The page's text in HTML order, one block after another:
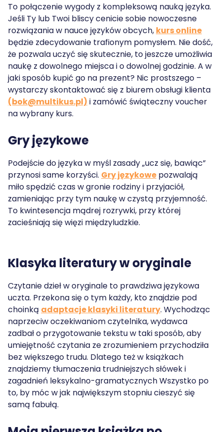
To połączenie wygody z kompleksową nauką języka.
Jeśli Ty lub Twoi bliscy cenicie sobie nowoczesne
rozwiązania w nauce języków obcych, kursonline
będzie zdecydowanie trafionym pomysłem. Nie dość,
że pozwala uczyć się skutecznie, to jeszcze umożliwia
naukę z dowolnego miejsca i o dowolnej godzinie. A w
jaki sposób kupić go na prezent? Nic prostszego –
wystarczy skontaktować się z biurem obsługi klienta
(bok@multikus.pl) i zamówić świąteczny voucher
na wybrany kurs.
Gry językowe
Podejście do języka w myśl zasady „ucz się, bawiąc”
przynosi same korzyści. Gry językowe pozwalają
miło spędzić czas w gronie rodziny i przyjaciół,
zamieniając przy tym naukę w czystą przyjemność.
To kwintesencja mądrej rozrywki, przy której
zacieśniają się więzi międzyludzkie.
Klasyka literatury w oryginale
Czytanie dzieł w oryginale to prawdziwa językowa
uczta. Przekona się o tym każdy, kto znajdzie pod
choinką adaptacje klasyki literatury. Wychodząc
naprzeciw oczekiwaniom czytelnika, wydawca
zadbał o przygotowanie tekstu w taki sposób, aby
umiejętność czytania ze zrozumieniem przychodziła
bez większego trudu. Dlatego też w książkach
znajdziemy tłumaczenia trudniejszych słówek i
zagadnień leksykalno-gramatycznych Wszystko po
to, by móc w jak największym stopniu cieszyć się
samą fabułą.